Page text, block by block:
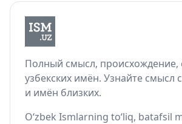
Полный смысл,
узбекских имён. Узнайте смысл
и имён близких.
O‘zbek Ismlarning to‘liq, batafsil